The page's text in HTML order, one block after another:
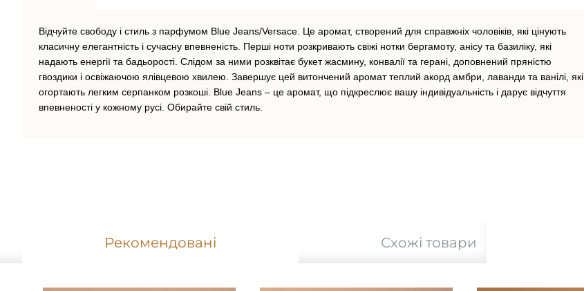
Відчуйте свободу і стиль з парфумом Blue Jeans/Versace. Це аромат, створений для справжніх чоловіків, які цінують
класичну елегантність і сучасну впевненість. Перші ноти розкривають свіжі нотки бергамоту, анісу та базиліку, які
надають енергії та бадьорості. Слідом за ними розквітає букет жасмину, конвалії та герані, доповнений пряністю
гвоздики і освіжаючою ялівцевою хвилею. Завершує цей витончений аромат теплий акорд амбри, лаванди та ванілі, які
огортають легким серпанком розкоші. Blue Jeans – це аромат, що підкреслює вашу індивідуальність і дарує відчуття
впевненості у кожному русі. Обирайте свій стиль.
Рекомендовані Схожі товари